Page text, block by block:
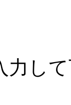
力し